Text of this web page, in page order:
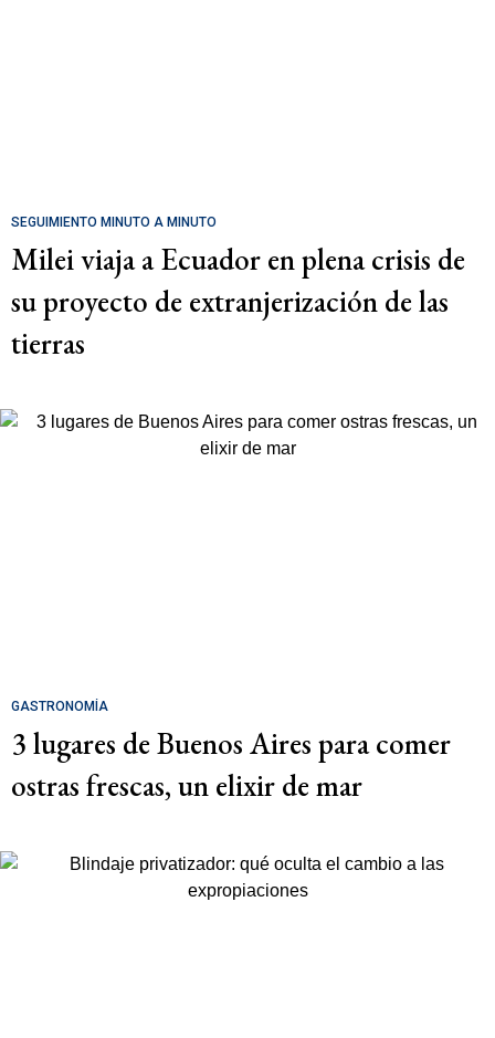
SEGUIMIENTO MINUTO A MINUTO
Milei viaja a Ecuador en plena crisis de
su proyecto de extranjerización de las
tierras
GASTRONOMÍA
3 lugares de Buenos Aires para comer
ostras frescas, un elixir de mar